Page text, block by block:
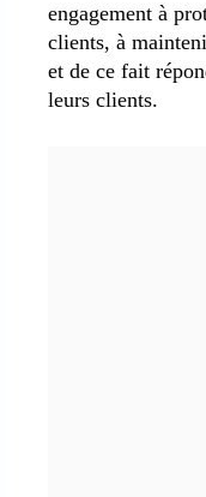
engagement à
clients, à
et de ce fait
leurs clients.